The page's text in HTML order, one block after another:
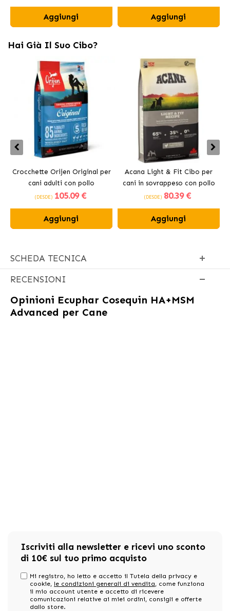
Aggiungi Aggiungi
Hai Già Il Suo Cibo?
Crocchette Orijen Original per
cani adulti con pollo
(DESDE) 105.09 €
Aggiungi
Acana Light & Fit Cibo per
cani in sovrappeso con pollo
fresco
(DESDE) 80.39 €
Aggiungi
SCHEDA TECNICA
RECENSIONI
Opinioni Ecuphar Cosequin HA+MSM
Advanced per Cane
Iscriviti alla newsletter e ricevi uno sconto
di 10€ sul tuo primo acquisto
Mi registro, ho letto e accetto il Tutela della privacy e
cookie, le condizioni generali di vendita, come funziona
il mio account utente e accetto di ricevere
comunicazioni relative ai miei ordini, consigli e offerte
dallo store.